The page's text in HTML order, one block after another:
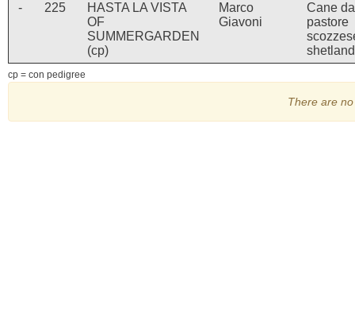
- 225
HASTA LA VISTA
OF
SUMMERGARDEN
(cp)
Marco
Giavoni
Cane da
pastore
shetland
cp = con pedigree
There are